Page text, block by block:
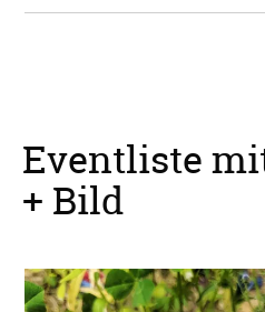
Eventliste
+ Bild